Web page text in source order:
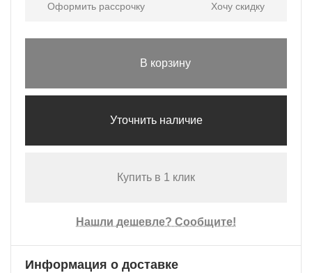
Оформить рассрочку Хочу скидку
В корзину
Уточнить наличие
Купить в 1 клик
Нашли дешевле? Сообщите!
Информация о доставке